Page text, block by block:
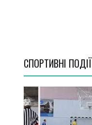
СПОРТИВНI ПОДІЇ